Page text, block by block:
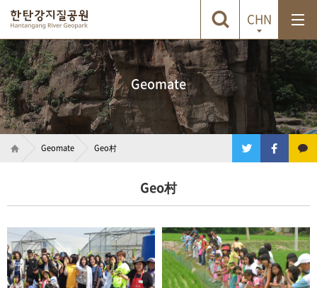
CHN
Geomate
Geomate Geo村
Geo村